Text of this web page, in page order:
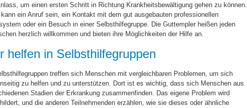
um einen ersten Schritt in Richtung Krankheitsbewältigung gehen zu können.
kann ein Anruf sein, ein Kontakt mit dem gut ausgebauten professionellen
oder ein Besuch in einer Selbsthilfegruppe. Die Guttempler heißen jeden
herzlich willkommen und bieten ihre Möglichkeiten der Hilfe an.
helfen in Selbsthilfegruppen
treffen sich Menschen mit vergleichbaren Problemen, um sich
zu helfen und zu unterstützen. Dort ist es wichtig, dass sich Menschen aus
Stadien der Erkrankung zusammenfinden. Das eigene Problem wird
und die anderen Teilnehmenden erzählen, wie sie dieses oder ähnliche